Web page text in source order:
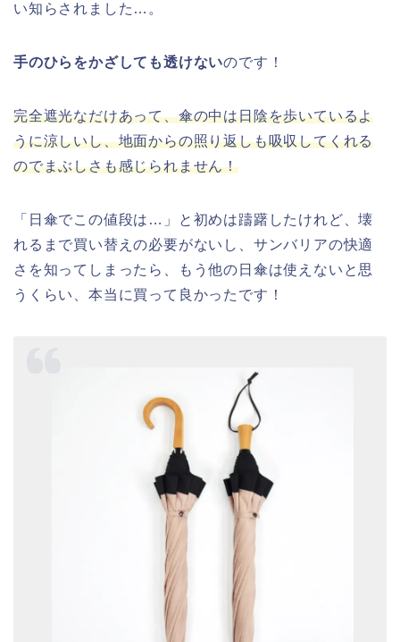
い知らされました…。
手のひらをかざしても透けないのです！
完全遮光なだけあって、傘の中は日陰を歩いているよ
うに涼しいし、地面からの照り返しも吸収してくれる
のでまぶしさも感じられません！
「日傘でこの値段は…」と初めは躊躇したけれど、壊
れるまで買い替えの必要がないし、サンバリアの快適
さを知ってしまったら、もう他の日傘は使えないと思
うくらい、本当に買って良かったです！